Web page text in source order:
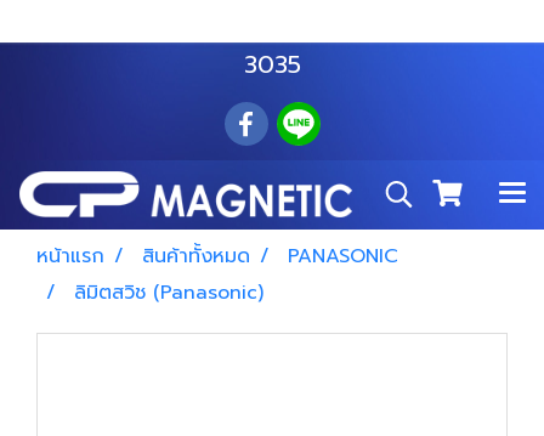
3035
หน้าแรก สินค้าทั้งหมด
PANASONIC
ลิมิตสวิช (Panasonic)